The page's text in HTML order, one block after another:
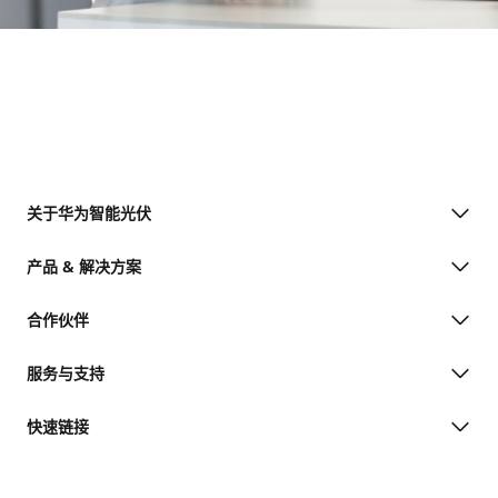
关于华为智能光伏
产品 & 解决方案
合作伙伴
服务与支持
快速链接